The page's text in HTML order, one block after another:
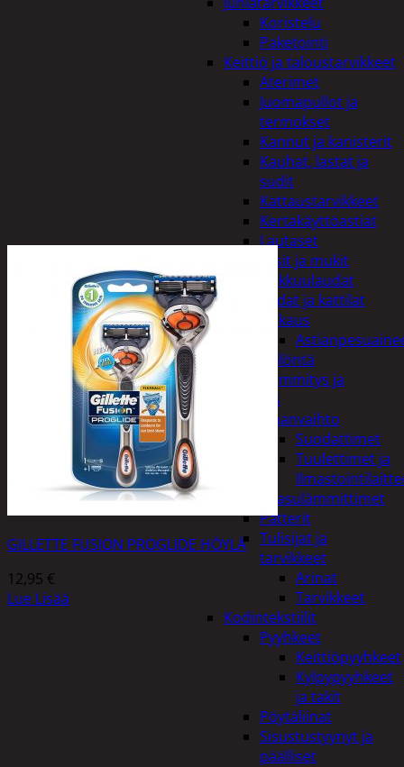
Koristelu
Paketointi
Keittiö ja taloustarvikkeet
Aterimet
Juomapullot ja
termokset
Kannut ja kanisterit
Kauhat, lastat ja
sudit
Kattaustarvikkeet
Kertakäyttöastiat
Lautaset
Lasit ja mukit
Leikkuulaudat
Padat ja kattilat
Tiskaus
Säilöntä
Kodin lämmitys ja
tuuletus
Ilmanvaihto
Suodattimet
Tuulettimet ja
Kaasulämmittimet
Patterit
Tulisijat ja
tarvikkeet
Arinat
Tarvikkeet
Kodintekstiilit
Pyyhkeet
Keittiöpyyhkeet
Kylpypyyhkeet
ja takit
Pöytäliinat
Sisustustyynyt ja
päälliset
GILLETTE FUSION PROGLIDE HÖYLÄ
12,95 €
Lue Lisää